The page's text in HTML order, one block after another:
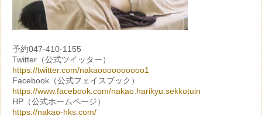
予約047-410-1155
Twitter（公式ツイッター）
https://twitter.com/nakaoooooooooo1
Facebook（公式フェイスブック）
https://www.facebook.com/nakao.harikyu.sekkotuin
HP（公式ホームページ）
https://nakao-hks.com/